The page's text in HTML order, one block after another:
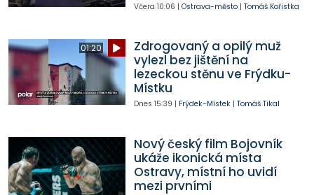
Včera 10:06 | Ostrava-město| Tomáš Kořistka
01:20
Zdrogovaný a opilý muž
vylezl bez jištění na
lezeckou stěnu ve Frýdku-
Místku
Dnes 15:39 | Frýdek-Místek| Tomáš Tikal
Nový český film Bojovník
ukáže ikonická místa
Ostravy, místní ho uvidí
mezi prvními